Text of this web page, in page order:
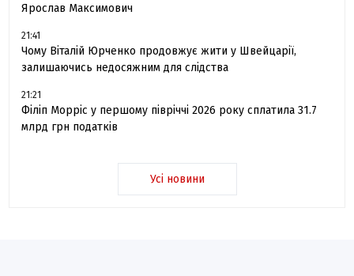
Ярослав Максимович
21:41
Чому Віталій Юрченко продовжує жити у Швейцарії,
залишаючись недосяжним для слідства
21:21
Філіп Морріс у першому півріччі 2026 року сплатила 31.7
млрд грн податків
Усі новини